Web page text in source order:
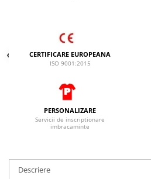
CERTIFICARE EUROPEANA
ISO 9001:2015
PERSONALIZARE
Servicii de inscriptionare
imbracaminte
Descriere